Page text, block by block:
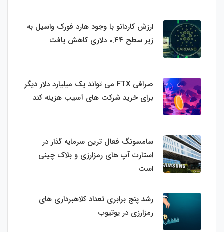
ارزش کاردانو با وجود هارد فورک واسیل به
زیر سطح 0.44 دلاری کاهش یافت
صرافی FTX می تواند یک میلیارد دلار دیگر
برای خرید شرکت های آسیب هزینه کند
سامسونگ فعال‌ ترین سرمایه‌ گذار در
استارت‌ آپ‌ های رمزارزی و بلاک چینی
است
رشد پنج برابری تعداد کلاهبرداری های
رمزارزی در یوتیوب